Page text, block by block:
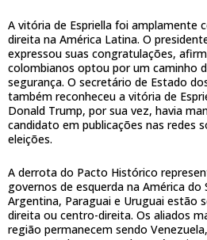
A vitória de Espriella foi amplamente
direita na América Latina. O
expressou suas congratulações,
colombianos optou por um caminho
segurança. O secretário de Estado
também reconheceu a vitória de
Donald Trump, por sua vez, havia
candidato em publicações nas redes
eleições.
A derrota do Pacto Histórico
governos de esquerda na América do
Argentina, Paraguai e Uruguai estão
direita ou centro-direita. Os aliados
região permanecem sendo